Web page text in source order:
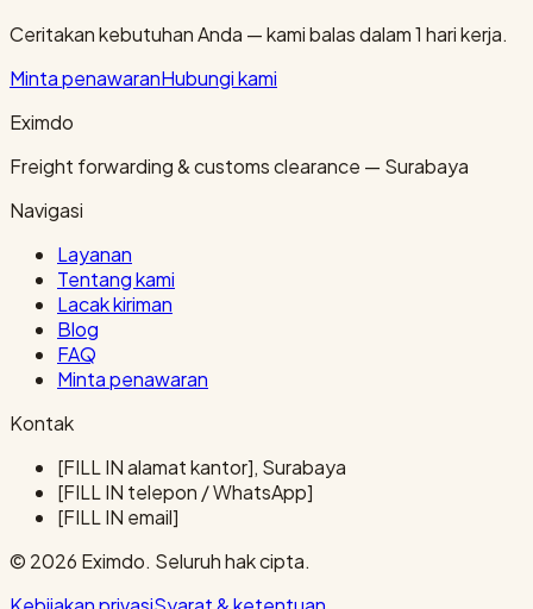
Ceritakan kebutuhan Anda — kami balas dalam 1 hari kerja.
Minta penawaranHubungi kami
Eximdo
Freight forwarding & customs clearance — Surabaya
Navigasi
Layanan
Tentang kami
Lacak kiriman
Blog
FAQ
Minta penawaran
Kontak
[FILL IN alamat kantor], Surabaya
[FILL IN telepon / WhatsApp]
[FILL IN email]
© 2026 Eximdo. Seluruh hak cipta.